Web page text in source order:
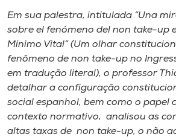
A+
A-
Em sua palestra, intitulada “Una
sobre el fenómeno del non take-up
Mínimo Vital” (Um olhar
fenômeno de non take-up no
em tradução literal), o professor
detalhar a configuração
social espanhol, bem como o papel
contexto normativo, analisou as
altas taxas de non take-up, o não